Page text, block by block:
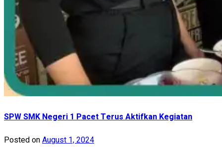
SPW SMK Negeri 1 Pacet Terus Aktifkan Kegiatan
Posted onAugust 1, 2024